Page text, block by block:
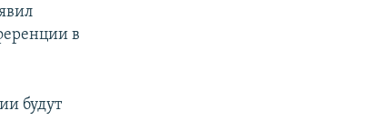
в
будут